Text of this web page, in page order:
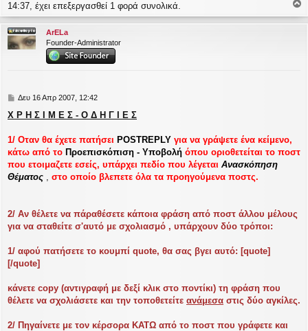
14:37, έχει επεξεργασθεί 1 φορά συνολικά.
ο
ρ
ArELa
Founder-Administrator
Δ
μ
σ
ί
υ
σ
Δευ 16 Απρ 2007, 12:42
X Ρ Η Σ Ι Μ Ε Σ - Ο Δ Η Γ Ι Ε Σ
1/ Οταν θα έχετε πατήσει POSTREPLY για να γράψετε ένα κείμενο,
κάτω από το Προεπισκόπιση - Υποβολή όπου οριοθετείται το ποστ
που ετοιμαζετε εσείς, υπάρχει πεδίο που λέγεται Ανασκόπηση
Θέματος
στο οποίο βλεπετε όλα τα προηγούμενα ποστς.
2/ Αν θέλετε να πάραθέσετε κάποια φράση από ποστ άλλου μέλους
για να σταθείτε σ'αυτό με σχολιασμό , υπάρχουν δύο τρόποι:
1/ αφού πατήσετε το κουμπί quote, θα σας βγει αυτό: [quote]
[/quote]
κάνετε copy (αντιγραφή με δεξί κλικ στο ποντίκι) τη φράση που
θέλετε να σχολιάσετε και την τοποθετείτε ανάμεσα στις δύο αγκίλες.
2/ Πηγαίνετε με τον κέρσορα ΚΑΤΩ από το ποστ που γράφετε και